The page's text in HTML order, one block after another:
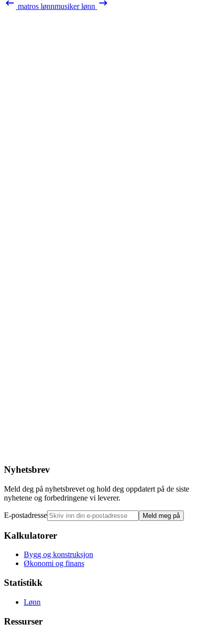
matros lønnmusikerlønn
Nyhetsbrev
Meld deg på nyhetsbrevet og hold deg oppdatert på de siste
nyhetene og forbedringene vi leverer.
E-postadresse Meld meg på
Kalkulatorer
Bygg og konstruksjon
Økonomi og finans
Statistikk
Lønn
Ressurser